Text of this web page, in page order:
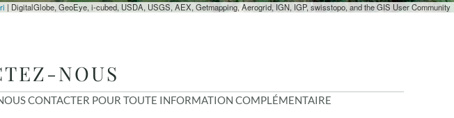
| DigitalGlobe, GeoEye, i-cubed, USDA, USGS, AEX, Getmapping, Aerogrid, IGN, IGP, swisstopo, and the GIS User Community
NOUS
CONTACTER POUR TOUTE INFORMATION COMPLÉMENTAIRE